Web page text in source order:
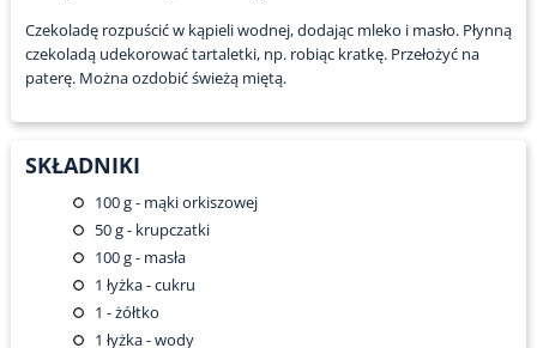
Czekoladę rozpuścić w kąpieli wodnej, dodając mleko i masło. Płynną
czekoladą udekorować tartaletki, np. robiąc kratkę. Przełożyć na
paterę. Można ozdobić świeżą miętą.
SKŁADNIKI
100g - mąki orkiszowej
50g - krupczatki
100g - masła
1 łyżka - cukru
1 - żółtko
1 łyżka - wody